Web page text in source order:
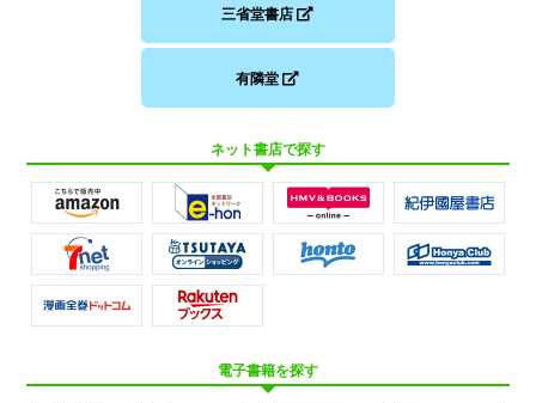
三省堂書店
有隣堂
ネット書店で探す
電子書籍を探す